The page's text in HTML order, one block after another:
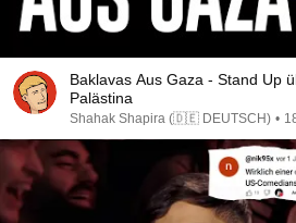
Baklavas Aus Gaza - Stand Up
Palästina
Shahak Shapira (🇩🇪 DEUTSCH) •